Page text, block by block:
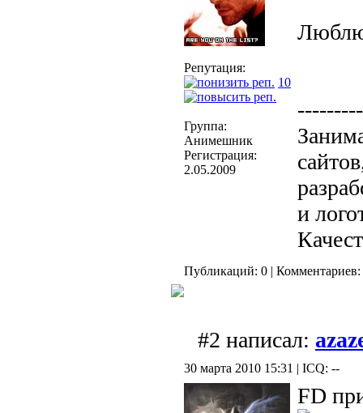
Репутация:
10
Группа:
Анимешник
Регистрация:
2.05.2009
и
Публикаций: 0 | Комментариев:
#2 написал:
30 марта 2010 15:31 | ICQ: --
FD